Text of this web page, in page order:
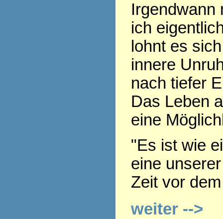
Irgendwann
ich
lohnt es
innere
nach tiefer
Das Leben
eine
"Es ist wie
eine
Zeit vor
weiter -->